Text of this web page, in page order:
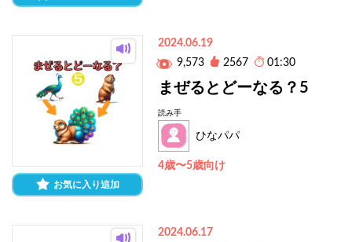
お気に入り追加
2024.06.19
9,573
2567 01:30
まぜるとどーなる？5
読み手
ひなパパ
4歳〜5歳向け
2024.06.17